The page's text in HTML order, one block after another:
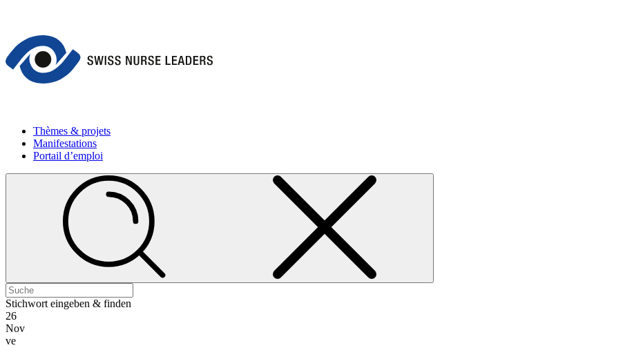
Thèmes & projets
Manifestations
Portail d’emploi
Stichwort eingeben & finden
26
Nov
ve